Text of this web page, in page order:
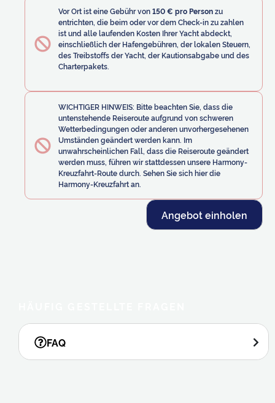
Vor Ort ist eine Gebühr von150 € pro Personzu
entrichten, die beim oder vor dem Check-in zu zahlen
ist und alle laufenden Kosten Ihrer Yacht abdeckt,
einschließlich der Hafengebühren, der lokalen Steuern,
des Treibstoffs der Yacht, der Kautionsabgabe und des
Charterpakets.
WICHTIGER HINWEIS: Bitte beachten Sie, dass die
untenstehende Reiseroute aufgrund von schweren
Wetterbedingungen oder anderen unvorhergesehenen
Umständen geändert werden kann. Im
unwahrscheinlichen Fall, dass die Reiseroute geändert
werden muss, führen wir stattdessen unsere Harmony-
Kreuzfahrt-Route durch. Sehen Sie sich hier die
Harmony-Kreuzfahrt an.
Angebot einholen
FAQ